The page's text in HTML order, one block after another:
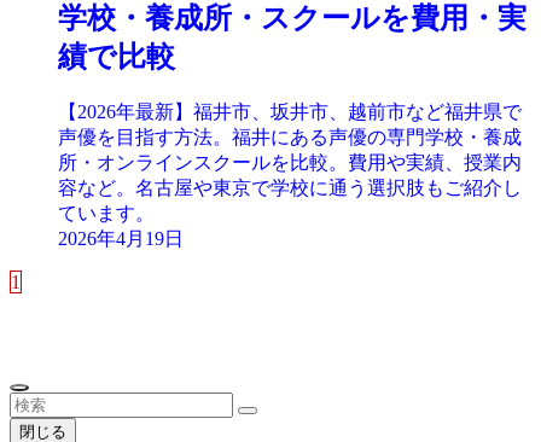
学校・養成所・スクールを費用・実
績で比較
【2026年最新】福井市、坂井市、越前市など福井県で
声優を目指す方法。福井にある声優の専門学校・養成
所・オンラインスクールを比較。費用や実績、授業内
容など。名古屋や東京で学校に通う選択肢もご紹介し
ています。
2026年4月19日
1
閉じる